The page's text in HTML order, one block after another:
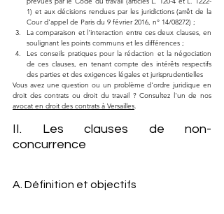
1) et aux décisions rendues par les juridictions (arrêt de la
Cour d'appel de Paris du 9 février 2016, n° 14/08272) ;
La comparaison et l'interaction entre ces deux clauses, en
soulignant les points communs et les différences ;
Les conseils pratiques pour la rédaction et la négociation
de ces clauses, en tenant compte des intérêts respectifs
des parties et des exigences légales et jurisprudentielles
Vous avez une question ou un problème d'ordre juridique en
avocat en droit des contrats à Versailles.
II. Les clauses de non-
concurrence
A. Définition et objectifs